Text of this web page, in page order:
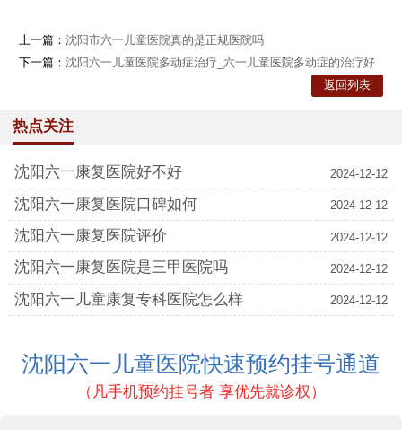
上一篇： 沈阳市六一儿童医院真的是正规医院吗
下一篇： 沈阳六一儿童医院多动症治疗_六一儿童医院多动症的治疗好
返回列表
热点关注
2024-12-12
沈阳六一康复医院好不好
2024-12-12
沈阳六一康复医院口碑如何
2024-12-12
沈阳六一康复医院评价
2024-12-12
沈阳六一康复医院是三甲医院吗
2024-12-12
沈阳六一儿童康复专科医院怎么样
沈阳六一儿童医院快速预约挂号通道
（凡手机预约挂号者 享优先就诊权）